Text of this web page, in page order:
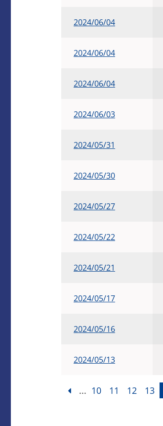
2024/06/04
2024/06/04
2024/06/04
2024/06/03
2024/05/31
2024/05/30
2024/05/27
2024/05/22
2024/05/21
2024/05/17
2024/05/16
2024/05/13
... 10 11 12 13